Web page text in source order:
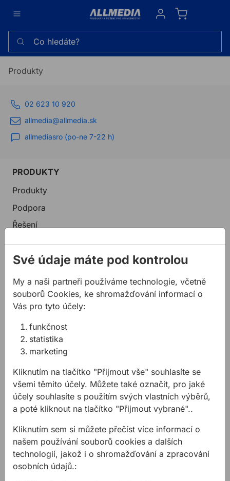
Sign in
Co hledáte?
Produkty
02 623 10 920
allmedia@allmedia.sk
allmediasro (po-ne 7-22 h)
PRODUKTY
Produkty
Podpora
Řešení
O nás
Kontakty
Akce a výprodej
PODPORA
Služby
Ke stažení
Rady a tipy
KONTAKTY
Společnost
Kancelář
Technická podpora
Zákaznická podpora
Servis nářadí
O NÁS
Kdo jsme
Své údaje máte pod kontrolou
My a naši partneři používáme technologie, včetně
souborů Cookies, ke shromažďování informací o
Vás pro tyto účely:
funkčnost
statistika
marketing
Kliknutím na tlačítko "Přijmout vše" souhlasíte se
všemi těmito účely. Můžete také označit, pro jaké
účely souhlasíte s použitím svých vlastních výběrů,
a poté kliknout na tlačítko "Přijmout vybrané"..
Kliknutím sem si můžete přečíst více informací o
našem používání souborů cookies a dalších
technologií, jakož i o shromažďování a zpracování
osobních údajů.: